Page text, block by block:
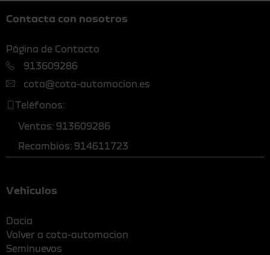
Contacta con nosotros
Página de Contacto
913609286
cota@cota-automocion.es
Teléfonos:
Ventas: 913609286
Recambios: 914611723
Vehículos
Dacia
Volver a cota-automocion
Seminuevos